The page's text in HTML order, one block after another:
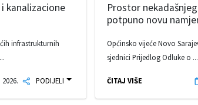
kanalizacione
infrastrukturnih
2026. PODIJELI
Prostor
potpuno novu
Općinsko vijeće Novo
sjednici Prijedlog Odluke o ...
ČITAJ VIŠE